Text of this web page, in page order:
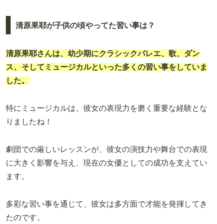
清原果耶が子供の頃やってた習い事は？
清原果耶さんは、幼少期にクラシックバレエ、歌、ダン
ス、そしてミュージカルといった多くの習い事をしていま
した。
特にミュージカルは、彼女の表現力を磨く重要な経験とな
りましたね！
劇団での厳しいレッスンが、彼女の演技力や舞台での表現
に大きく影響を与え、現在の女優としての成功を支えてい
ます。
多彩な習い事を通じて、彼女は多方面で才能を発揮してき
たのです。